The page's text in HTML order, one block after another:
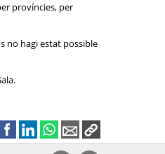
províncies, per
no hagi estat possible